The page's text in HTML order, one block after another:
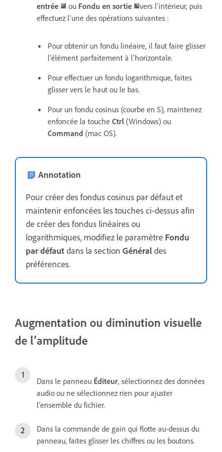
entrée ou Fondu en sortie
vers l’intérieur, puis
effectuez l’une des opérations suivantes :
Pour obtenir un fondu linéaire, il faut faire glisser
l’élément parfaitement à l’horizontale.
Pour effectuer un fondu logarithmique, faites
glisser vers le haut ou le bas.
Pour un fondu cosinus (courbe en S), maintenez
enfoncée la touche Ctrl (Windows) ou
Command (mac OS).
Annotation
Pour créer des fondus cosinus par défaut et
maintenir enfoncées les touches ci-dessus afin
de créer des fondus linéaires ou
logarithmiques, modifiez le paramètre Fondu
par défautdans la section Généraldes
préférences.
Augmentation ou diminution visuelle
de l’amplitude
Dans le panneau Éditeur, sélectionnez des données
audio ou ne sélectionnez rien pour ajuster
l’ensemble du fichier.
Dans la commande de gain qui flotte au-dessus du
panneau, faites glisser les chiffres ou les boutons.